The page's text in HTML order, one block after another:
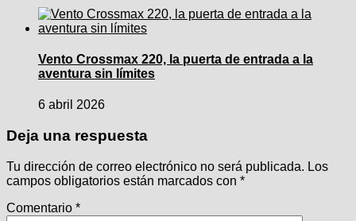
Vento Crossmax 220, la puerta de entrada a la
aventura sin límites
6 abril 2026
Deja una respuesta
Tu dirección de correo electrónico no será publicada. Los
campos obligatorios están marcados con *
Comentario *